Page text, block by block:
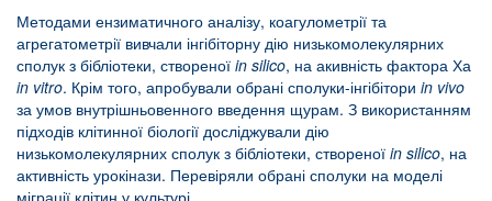
Методами ензиматичного аналізу, коагулометрії та
агрегатометрії вивчали інгібіторну дію низькомолекулярних
сполук з бібліотеки, створеної in silico, на акивність фактора Ха
in vitro. Крім того, апробували обрані сполуки-інгібітори in vivo
за умов внутрішньовенного введення щурам. З використанням
підходів клітинної біології досліджували дію
низькомолекулярних сполук з бібліотеки, створеної in silico, на
активність урокінази. Перевіряли обрані сполуки на моделі
міграції клітин у культурі.